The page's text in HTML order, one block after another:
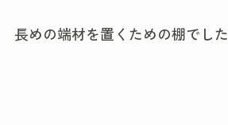
長めの端材を置くための棚でした